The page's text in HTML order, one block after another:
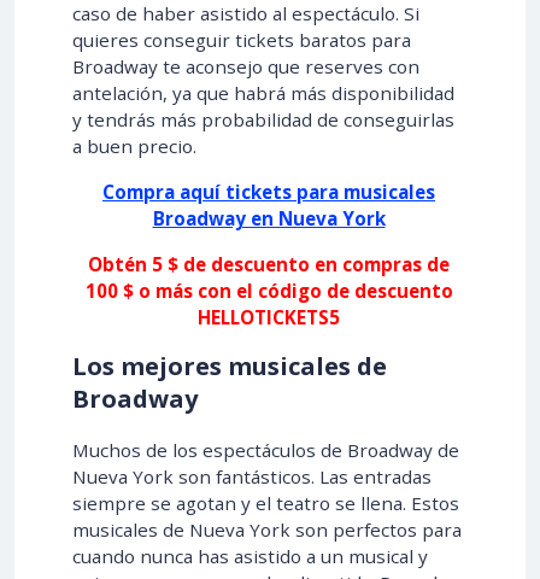
caso de haber asistido al espectáculo. Si
quieres conseguir tickets baratos para
Broadway te aconsejo que reserves con
antelación, ya que habrá más disponibilidad
y tendrás más probabilidad de conseguirlas
a buen precio.
Compra aquí tickets para musicales
Broadway en Nueva York
Obtén 5 $ de descuento en compras de
100 $ o más con el código de descuento
HELLOTICKETS5
Los mejores musicales de
Broadway
Muchos de los espectáculos de Broadway de
Nueva York son fantásticos. Las entradas
siempre se agotan y el teatro se llena. Estos
musicales de Nueva York son perfectos para
cuando nunca has asistido a un musical y